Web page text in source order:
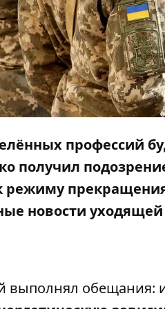
профессий
получил
режиму
новости
выполнял обещания: